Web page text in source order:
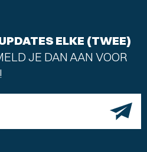
ELKE (TWEE)
JE DAN AAN VOOR